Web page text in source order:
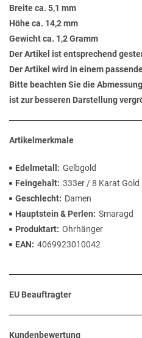
Breite ca. 5,1 mm
Höhe ca. 14,2 mm
Gewicht ca. 1,2 Gramm
Der Artikel ist entsprechend
Der Artikel wird in einem
Bitte beachten Sie die
ist zur besseren Darstellung
Artikelmerkmale
Edelmetall
Gelbgold
Feingehalt 333er / 8 Karat Gold
Geschlecht
Damen
Hauptstein & Perlen
Smaragd
Produktart Ohrhänger
EAN
4069923010042
EU Beauftragter
Kundenbewertung